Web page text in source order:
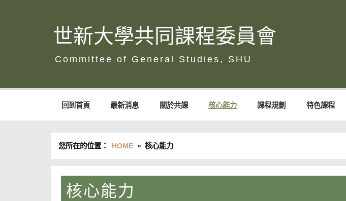
世新大學共同課程委員會
回到首頁 最新消息 關於共課 核心能力 課程規劃 特色課程
您所在的位置： HOME 核心能力
核心能力